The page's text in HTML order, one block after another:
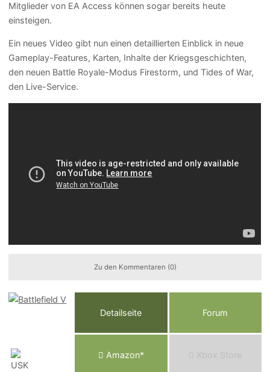
Mitglieder von EA Access können sogar bereits heute
einsteigen.
Ein neues Video gibt nun einen detaillierten Einblick in neue
Gameplay-Features, Karten, Inhalte der Kriegsgeschichten,
den neuen Battle Royale-Modus Firestorm, und Tides of War,
den Live-Service.
Zu den Kommentaren (0)
Detailseite Forum
Amazon* Xbox Store